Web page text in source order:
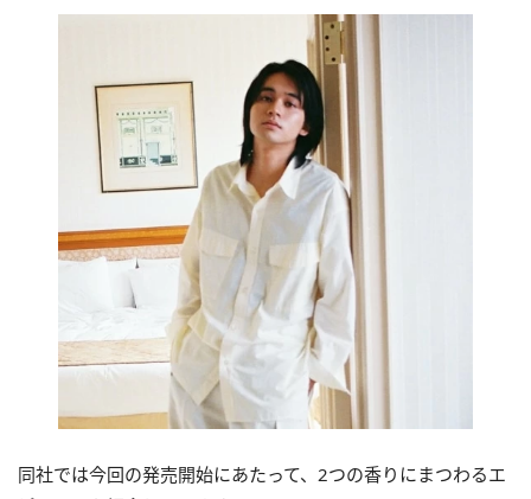
同社では今回の発売開始にあたって、2つの香りにまつわるエ